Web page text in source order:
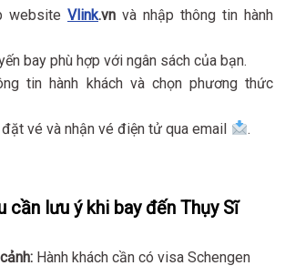
websiteVlink.vn và nhập thông tin hành
bay phù hợp với ngân sách của bạn.
tin hành khách và chọn phương thức
đặt vé và nhận vé điện tử qua email .
cần lưu ý khi bay đến Thụy Sĩ
Hành khách cần có visa Schengen